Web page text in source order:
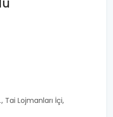
Tai Lojmanları İçi,